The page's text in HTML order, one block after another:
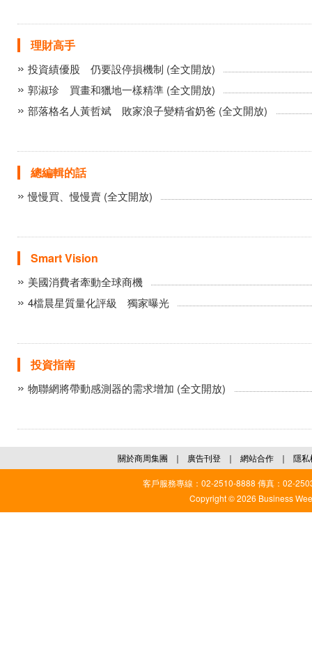
理財高手
投資績優股 仍要設停損機制 (全文開放)
郭淑珍 買畫和獵地一樣精準 (全文開放)
部落格名人黃哲斌 敗家浪子變精省奶爸 (全文開放)
總編輯的話
慢慢買、慢慢賣 (全文開放)
Smart Vision
美國消費者牽動全球商機
4檔晨星質量化評級 獨家曝光
投資指南
物聯網將帶動感測器的需求增加 (全文開放)
關於商周集團 ｜ 廣告刊登 ｜ 網站合作 ｜ 隱私
客戶服務專線：02-2510-8888 傳真：02-
Copyright © 2026 Business